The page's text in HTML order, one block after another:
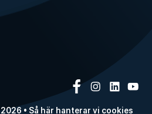
• Så här hanterar vi cookies